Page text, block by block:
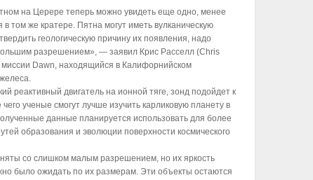
на Церере теперь можно увидеть еще одно, менее
том же кратере. Пятна могут иметь вулканическую
геологическую причину их появления, надо
разрешением», — заявил Крис Расселл (Chris
миссии Dawn, находящийся в Калифорнийском
реактивный двигатель на ионной тяге, зонд подойдет к
ученые смогут лучше изучить карликовую планету в
данные планируется использовать для более
образования и эволюции поверхности космического
со слишком малым разрешением, но их яркость
было ожидать по их размерам. Эти объекты остаются